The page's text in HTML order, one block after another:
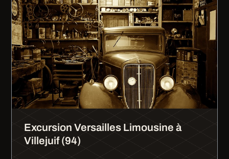
Excursion Versailles Limousine à
Villejuif (94)